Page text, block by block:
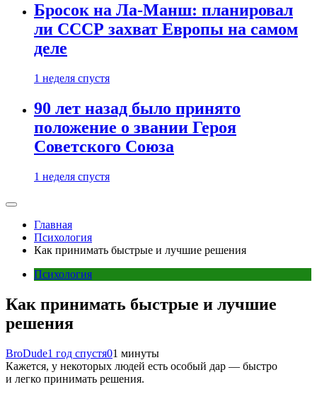
Бросок на Ла-Манш: планировал
ли СССР захват Европы на самом
деле
1 неделя спустя
90 лет назад было принято
положение о звании Героя
Советского Союза
1 неделя спустя
Главная
Психология
Как принимать быстрые и лучшие решения
Психология
Как принимать быстрые и лучшие
решения
BroDude1 год спустя01 минуты
Кажется, у некоторых людей есть особый дар — быстро
и легко принимать решения.